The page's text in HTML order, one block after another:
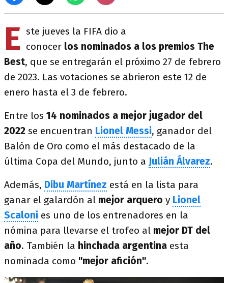
E ste jueves la FIFA dio a
conocer los nominados a los premios The
Best, que se entregarán el próximo 27 de febrero
de 2023. Las votaciones se abrieron este 12 de
enero hasta el 3 de febrero.
Entre los 14 nominados a mejor jugador del
2022 se encuentran Lionel Messi, ganador del
Balón de Oro como el más destacado de la
última Copa del Mundo, junto a Julián Álvarez.
Además, Dibu Martínez está en la lista para
ganar el galardón al mejor arquero y Lionel
Scaloni es uno de los entrenadores en la
nómina para llevarse el trofeo al mejor DT del
año. También la hinchada argentina esta
nominada como "mejor afición".